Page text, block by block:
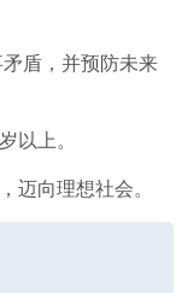
盾，并预防未来
以上。
迈向理想社会。